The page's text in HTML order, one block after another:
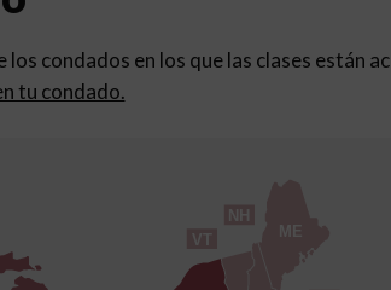
condados en los que las clases están
tu condado.
ME
NH
VT